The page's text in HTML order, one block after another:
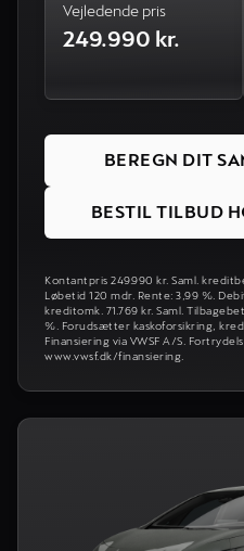
Vejledende pris
249.990 kr.
BEREGN DIT
BESTIL TILBUD
Kontantpris 249.990 kr. Saml.
Løbetid 120 mdr. Rente: 3,99 %.
kreditomk. 71.769 kr. Saml.
%. Forudsætter kaskoforsikring,
Finansiering via VWSF A/S.
www.vwsf.dk/finansiering.